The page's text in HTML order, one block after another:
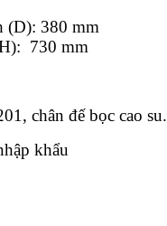
(D): 380 mm
730 mm
chân đế bọc cao su.
khẩu